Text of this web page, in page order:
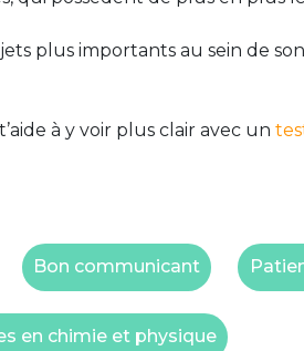
plus importants au sein de
à y voir plus clair avec un
Bon communicant
en chimie et physique